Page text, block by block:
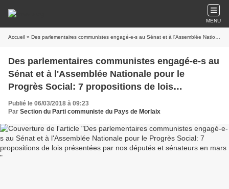
MENU
Accueil » Des parlementaires communistes engagé-e-s au Sénat et à l'Assemblée Nationale pour le Progrès Social: 7 propositions de lois présentées par nos députés et sénateurs en mars
Des parlementaires communistes engagé-e-s au
Sénat et à l'Assemblée Nationale pour le
Progrès Social: 7 propositions de lois
présentées par nos députés et sénateurs en
mars
Publié le 06/03/2018 à 09:23
Par Section du Parti communiste du Pays de Morlaix